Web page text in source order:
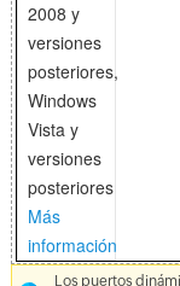
2008 y
versiones
posteriores,
Windows
Vista y
versiones
posteriores
Más
información
Los puertos